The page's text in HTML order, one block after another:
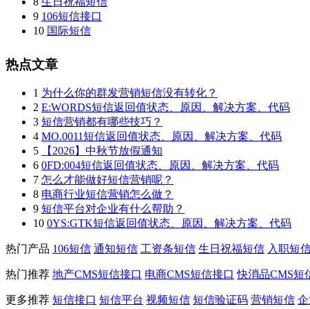
9 106短信接口
10 国际短信
热点文章
1 为什么你的群发营销短信没有转化？
2 E:WORDS短信返回值状态、原因、解决方案、代码
3 短信营销都有哪些技巧？
4 MO.0011短信返回值状态、原因、解决方案、代码
5
【2026】中秋节放假通知
6 0FD:004短信返回值状态、原因、解决方案、代码
7 怎么才能做好短信营销呢？
8 电商行业短信营销怎么做？
9 短信平台对企业有什么帮助？
10 0YS:GTK短信返回值状态、原因、解决方案、代码
热门产品 106短信 通知短信 工资条短信 生日祝福短信 入职短
热门推荐 地产CMS短信接口 电商CMS短信接口 快消品CMS短
更多推荐 短信接口 短信平台 视频短信 短信验证码 营销短信